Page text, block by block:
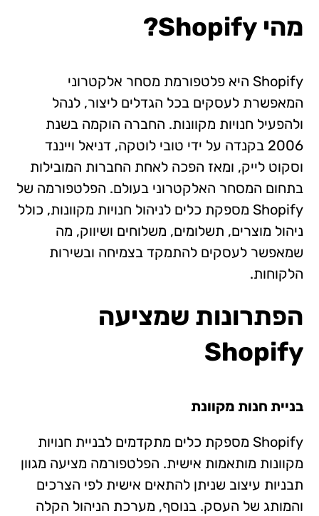
מהי Shopify?
Shopify היא פלטפורמת מסחר אלקטרוני
המאפשרת לעסקים בכל הגדלים ליצור, לנהל
ולהפעיל חנויות מקוונות. החברה הוקמה בשנת
2006 בקנדה על ידי טובי לוטקה, דניאל וייננד
וסקוט לייק, ומאז הפכה לאחת החברות המובילות
בתחום המסחר האלקטרוני בעולם. הפלטפורמה של
Shopify מספקת כלים לניהול חנויות מקוונות, כולל
ניהול מוצרים, תשלומים, משלוחים ושיווק, מה
שמאפשר לעסקים להתמקד בצמיחה ובשירות
הלקוחות.
הפתרונות שמציעה
Shopify
בניית חנות מקוונת
Shopify מספקת כלים מתקדמים לבניית חנויות
מקוונות מותאמות אישית. הפלטפורמה מציעה מגוון
תבניות עיצוב שניתן להתאים אישית לפי הצרכים
והמותג של העסק. בנוסף, מערכת הניהול הקלה